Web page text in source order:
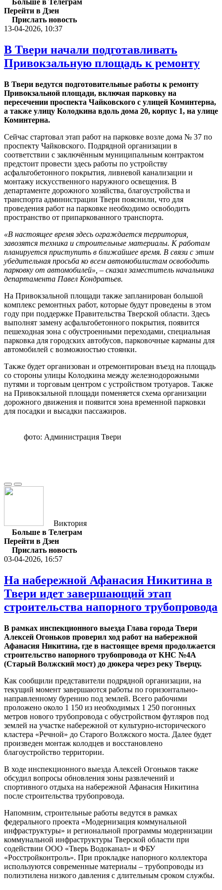
Больше в Телеграм
Перейти в Дзен
Прислать новость
13-04-2026, 10:37
В Твери начали подготавливать
Привокзальную площадь к ремонту
В Твери ведутся подготовительные работы к ремонту
Привокзальной площади, включая парковку на
пересечении проспекта Чайковского с улицей Коминтерна,
а также улицу Колодкина вдоль дома 20, корпус 1, на улице
Коминтерна.
Сейчас стартовал этап работ на парковке возле дома № 37 по
проспекту Чайковского. Подрядной организации в
соответствии с заключённым муниципальным контрактом
предстоит провести здесь работы по устройству
асфальтобетонного покрытия, ливневой канализации и
монтажу искусственного наружного освещения. В
департаменте дорожного хозяйства, благоустройства и
транспорта администрации Твери пояснили, что для
проведения работ на парковке необходимо освободить
пространство от припаркованного транспорта.
«В настоящее время здесь ограждается территория,
завозятся техника и строительные материалы. К работам
планируется приступить в ближайшее время. В связи с этим
убедительная просьба ко всем автомобилистам освободить
парковку от автомобилей», – сказал заместитель начальника
департамента Павел Кондратьев.
На Привокзальной площади также запланирован большой
комплекс ремонтных работ, которые будут проведены в этом
году при поддержке Правительства Тверской области. Здесь
выполнят замену асфальтобетонного покрытия, появится
пешеходная зона с обустроенными переходами, специальная
парковка для городских автобусов, парковочные карманы для
автомобилей с возможностью стоянки.
Также будет организован и отремонтирован въезд на площадь
со стороны улицы Колодкина между железнодорожными
путями и торговым центром с устройством тротуаров. Также
на Привокзальной площади поменяется схема организации
дорожного движения и появится зона временной парковки
для посадки и высадки пассажиров.
фото: Администрация Твери
Виктория
Больше в Телеграм
Перейти в Дзен
Прислать новость
03-04-2026, 16:57
На набережной Афанасия Никитина в
Твери идет завершающий этап
строительства напорного трубопровода
В рамках инспекционного выезда Глава города Твери
Алексей Огоньков проверил ход работ на набережной
Афанасия Никитина, где в настоящее время продолжается
строительство напорного трубопровода от КНС №4А
(Старый Волжский мост) до дюкера через реку Тверцу.
Как сообщили представители подрядной организации, на
текущий момент завершаются работы по горизонтально-
направленному бурению под землей. Всего рабочими
проложено около 1 150 из необходимых 1 250 погонных
метров нового трубопровода с обустройством футляров под
землей на участке набережной от культурно-исторического
кластера «Речной» до Старого Волжского моста. Далее будет
произведен монтаж колодцев и восстановлено
благоустройство территории.
В ходе инспекционного выезда Алексей Огоньков также
обсудил вопросы обновления зоны развлечений и
спортивного отдыха на набережной Афанасия Никитина
после строительства трубопровода.
Напомним, строительные работы ведутся в рамках
федерального проекта «Модернизация коммунальной
инфраструктуры» и региональной программы модернизации
коммунальной инфраструктуры Тверской области при
содействии ООО «Тверь Водоканал» и ФБУ
«Росстройконтроль». При прокладке напорного коллектора
используются современные материалы – трубопроводы из
полиэтилена низкого давления с длительным сроком службы.